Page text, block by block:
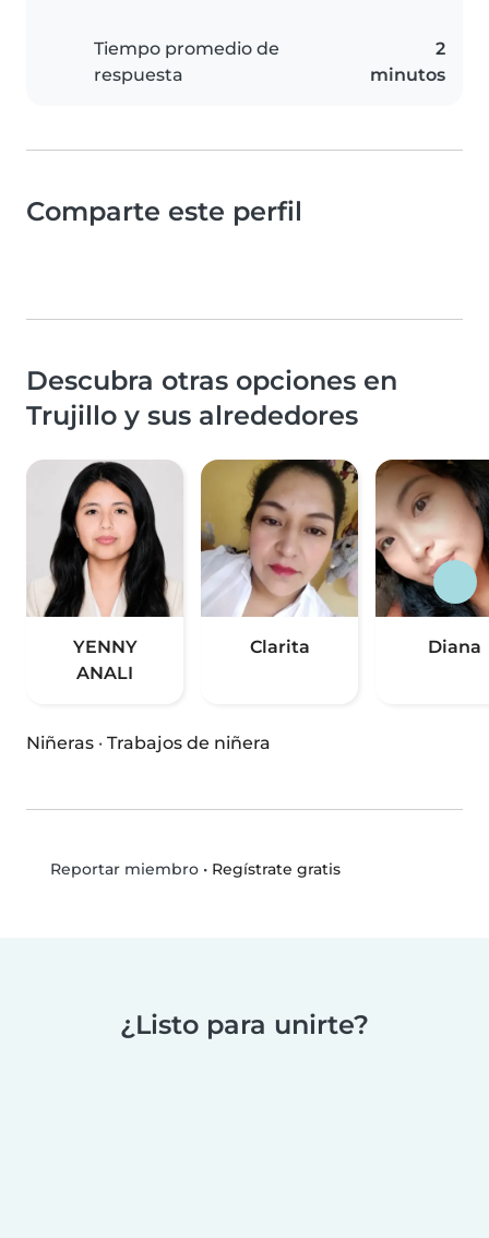
Tiempo promedio de
respuesta
2
minutos
Comparte este perfil
Descubra otras opciones en
Trujillo y sus alrededores
YENNY
ANALI
Clarita Diana
Niñeras · Trabajos de niñera
Reportar miembro• Regístrate gratis
¿Listo para unirte?